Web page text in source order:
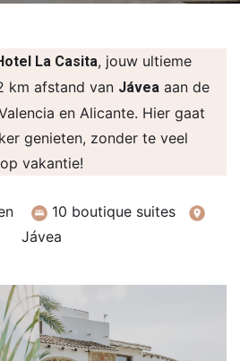
La Casita, jouw ultieme
km afstand van Jávea aan de
en Alicante. Hier gaat
genieten, zonder te veel
vakantie!
10 boutique suites
Jávea